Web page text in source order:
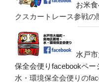
お米
クスカートレース参戦の
水戸
保全会便りfacebookペー
水・環境保全会便りの